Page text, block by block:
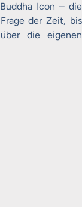
Icon – die
der Zeit, bis
die eigenen